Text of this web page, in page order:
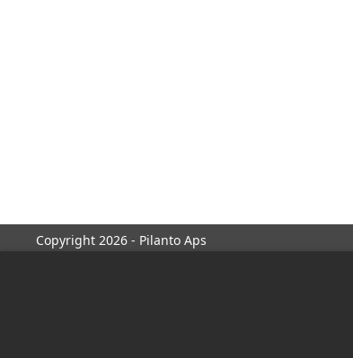
Copyright 2026 - Pilanto Aps